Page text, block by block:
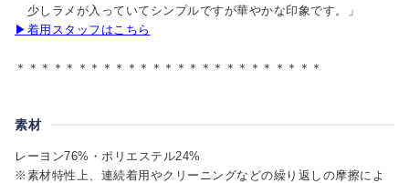
少しラメが入っていてシンプルですが華やかな印象です。」
▶着用スタッフはこちら
＊＊＊＊＊＊＊＊＊＊＊＊＊＊＊＊＊＊＊＊＊＊＊＊＊
素材
レーヨン76%・ポリエステル24%
※素材特性上、連続着用やクリーニングなどの繰り返しの摩擦によ